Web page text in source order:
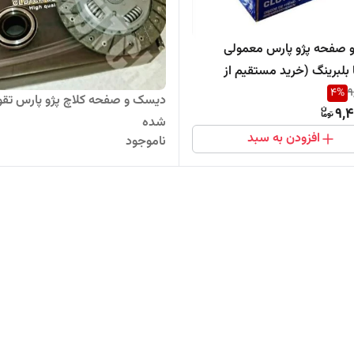
پژو پارس معمولی
بلبرینگ (خرید مستقیم از
4%
افزودن به سبد
دیسک و صفحه کلاچ پژو پارس
شده
ناموجود